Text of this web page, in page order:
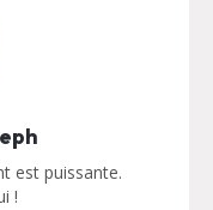
est puissante.
!